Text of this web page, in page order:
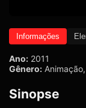
Informações
Ano: 2011
Gênero: Animação,
Sinopse